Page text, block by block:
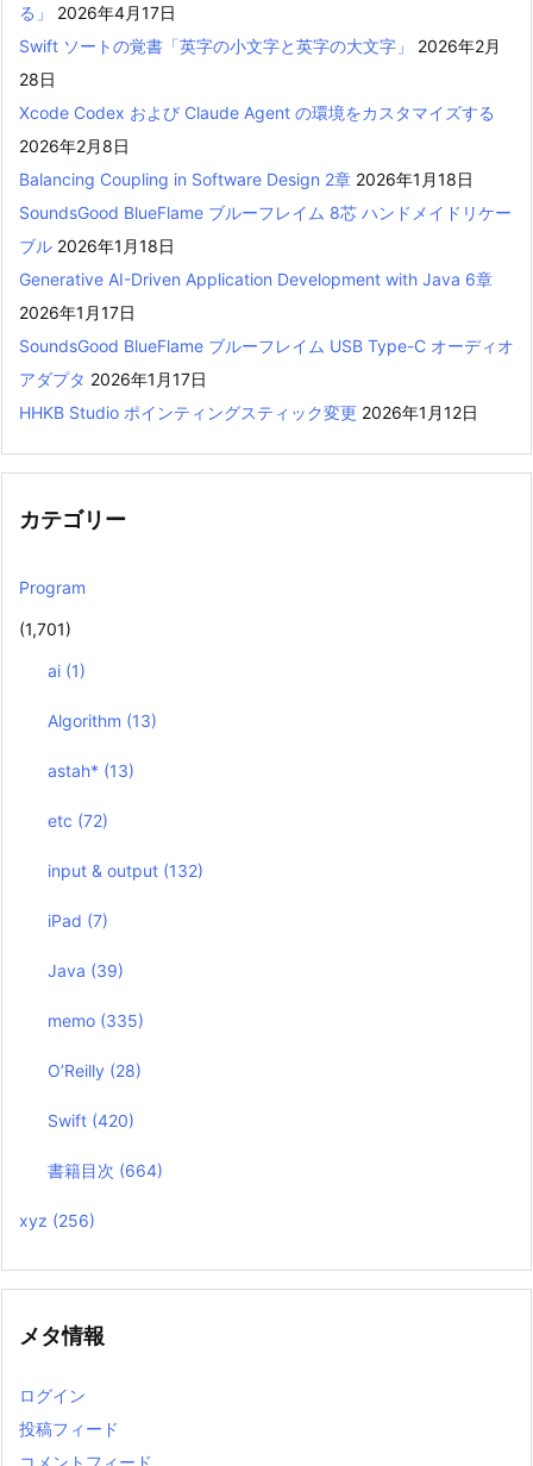
る」
2026年4月17日
Swift ソートの覚書「英字の小文字と英字の大文字」
2026年2月
28日
Xcode Codex および Claude Agent の環境をカスタマイズする
2026年2月8日
Balancing Coupling in Software Design 2章 2026年1月18日
SoundsGood BlueFlame ブルーフレイム 8芯 ハンドメイドリケー
ブル 2026年1月18日
Generative AI-Driven Application Development with Java 6章
2026年1月17日
SoundsGood BlueFlame ブルーフレイム USB Type-C オーディオ
アダプタ 2026年1月17日
HHKB Studio ポインティングスティック変更 2026年1月12日
カテゴリー
Program
(1,701)
ai (1)
Algorithm (13)
astah* (13)
etc (72)
input & output (132)
iPad (7)
Java (39)
memo (335)
O’Reilly (28)
Swift (420)
書籍目次 (664)
xyz (256)
メタ情報
ログイン
投稿フィード